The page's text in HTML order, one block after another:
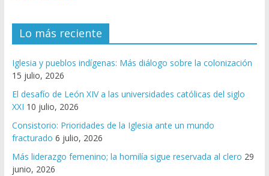
Lo más reciente
Iglesia y pueblos indígenas: Más diálogo sobre la colonización
15 julio, 2026
El desafío de León XIV a las universidades católicas del siglo
XXI 10 julio, 2026
Consistorio: Prioridades de la Iglesia ante un mundo
fracturado 6 julio, 2026
Más liderazgo femenino; la homilía sigue reservada al clero 29
junio, 2026